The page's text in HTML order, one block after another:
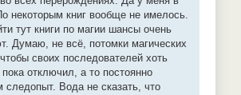
некоторым книг вообще не имелось.
тут книги по магии шансы очень
Думаю, не всё, потомки магических
своих последователей хоть
отключил, а то постоянно
Вода не сказать, что